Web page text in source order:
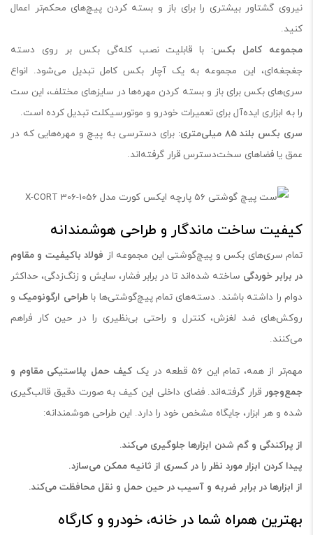
نیروی گشتاور بیشتری را برای باز و بسته کردن پیچ‌های محکم‌تر اعمال
کنید.
مجموعه کامل بکس: با قابلیت نصب کله‌گی بکس بر روی دسته
جغجغه‌ای، این مجموعه به یک آچار بکس کامل تبدیل می‌شود. انواع
سری‌های بکس برای باز و بسته کردن مهره‌ها در سایزهای مختلف، این ست
را به ابزاری ایده‌آل برای تعمیرات خودرو و موتورسیکلت تبدیل کرده است.
سری بکس بلند 85 میلی‌متری
: برای دسترسی به پیچ و مهره‌هایی که در
عمق یا فضاهای سخت‌دسترس قرار گرفته‌اند.
کیفیت ساخت ماندگار و طراحی هوشمندانه
تمام سری‌های بکس و پیچ‌گوشتی این مجموعه از فولاد باکیفیت و مقاوم
در برابر خوردگی ساخته شده‌اند تا در برابر فشار، سایش و زنگ‌زدگی، حداکثر
دوام را داشته باشند. دسته‌های تمام پیچ‌گوشتی‌ها باطراحی ارگونومیک و
روکش‌های ضد لغزش، کنترل و راحتی بی‌نظیری را در حین کار فراهم
می‌کنند.
مهم‌تر از همه، تمام این 56 قطعه در یک
کیف حمل پلاستیکی مقاوم و
جمع‌وجور قرار گرفته‌اند. فضای داخلی این کیف به صورت دقیق قالب‌گیری
شده و هر ابزار، جایگاه مشخص خود را دارد. این طراحی هوشمندانه:
از پراکندگی و گم شدن ابزارها جلوگیری می‌کند.
پیدا کردن ابزار مورد نظر را در کسری از ثانیه ممکن می‌سازد.
از ابزارها در برابر ضربه و آسیب در حین حمل و نقل محافظت می‌کند.
بهترین همراه شما در خانه، خودرو و کارگاه